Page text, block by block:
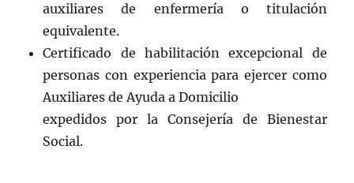
auxiliares de enfermería o titulación
equivalente.
Certificado de habilitación excepcional de
personas con experiencia para ejercer como
Auxiliares de Ayuda a Domicilio
expedidos por la Consejería de Bienestar
Social.